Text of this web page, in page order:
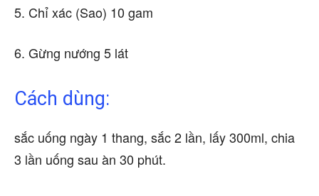
5. Chỉ xác (Sao) 10 gam
6. Gừng nướng 5 lát
Cách dùng:
sắc uống ngày 1 thang, sắc 2 lần, lấy 300ml, chia
3 lần uống sau àn 30 phút.